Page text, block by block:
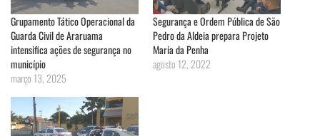
Grupamento Tático Operacional da
Guarda Civil de Araruama
intensifica ações de segurança no
município
março 13, 2025
Segurança e Ordem Pública de São
Pedro da Aldeia prepara Projeto
Maria da Penha
agosto 12, 2022